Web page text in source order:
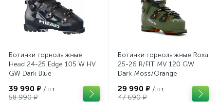
Ботинки горнолыжные
Head 24-25 Edge 105 W HV
GW Dark Blue
39 990 ₽ /шт
58 990 ₽
Ботинки горнолыжные Roxa
25-26 R/FIT MV 120 GW
Dark Moss/Orange
29 990 ₽ /шт
47 690 ₽